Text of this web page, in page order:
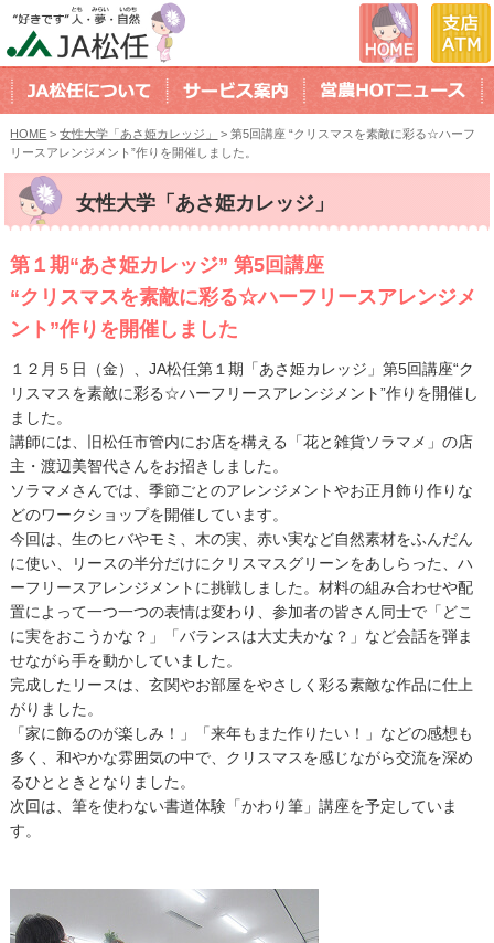
HOME >女性大学「あさ姫カレッジ」
> 第5回講座 “クリスマスを素敵に彩る☆ハーフ
リースアレンジメント”作りを開催しました。
女性大学「あさ姫カレッジ」
第１期“あさ姫カレッジ” 第5回講座
“クリスマスを素敵に彩る☆ハーフリースアレンジメ
ント”作りを開催しました
１２月５日（金）、JA松任第１期「あさ姫カレッジ」第5回講座“ク
リスマスを素敵に彩る☆ハーフリースアレンジメント”作りを開催し
ました。
講師には、旧松任市管内にお店を構える「花と雑貨ソラマメ」の店
主・渡辺美智代さんをお招きしました。
ソラマメさんでは、季節ごとのアレンジメントやお正月飾り作りな
どのワークショップを開催しています。
今回は、生のヒバやモミ、木の実、赤い実など自然素材をふんだん
に使い、リースの半分だけにクリスマスグリーンをあしらった、ハ
ーフリースアレンジメントに挑戦しました。材料の組み合わせや配
置によって一つ一つの表情は変わり、参加者の皆さん同士で「どこ
に実をおこうかな？」「バランスは大丈夫かな？」など会話を弾ま
せながら手を動かしていました。
完成したリースは、玄関やお部屋をやさしく彩る素敵な作品に仕上
がりました。
「家に飾るのが楽しみ！」「来年もまた作りたい！」などの感想も
多く、和やかな雰囲気の中で、クリスマスを感じながら交流を深め
るひとときとなりました。
次回は、筆を使わない書道体験「かわり筆」講座を予定していま
す。